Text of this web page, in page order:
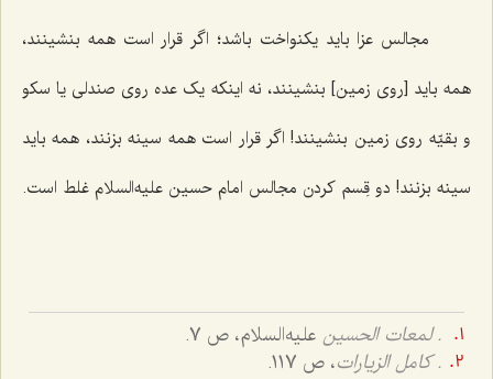
مجالس عزا باید یکنواخت باشد؛ اگر قرار است همه بنشینند،
همه باید [روی زمین] بنشینند، نه اینکه یک عده روی صندلی یا سکو
و بقیّه روی زمین بنشینند! اگر قرار است همه سینه بزنند، همه باید
سینه بزنند! دو قِسم کردن مجالس امام حسین علیه‌السلام غلط است.
. لمعات الحسین علیه‌السلام، ص 7.
. كامل الزيارات، ص 117.